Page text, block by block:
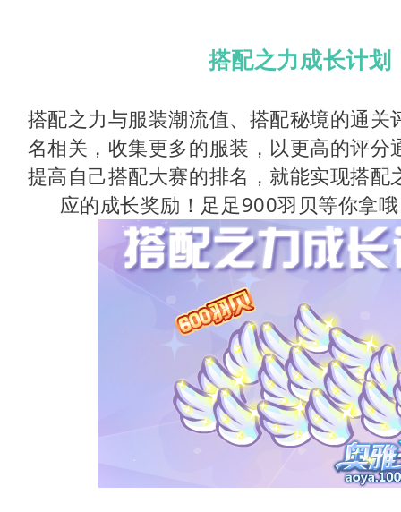
搭配之力成长计划
搭配之力与服装潮流值、搭配秘境的通关
名相关，收集更多的服装，以更高的评分
提高自己搭配大赛的排名，就能实现搭配
应的成长奖励！足足900羽贝等你拿